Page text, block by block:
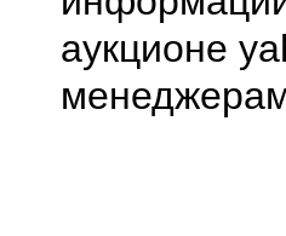
аукционе